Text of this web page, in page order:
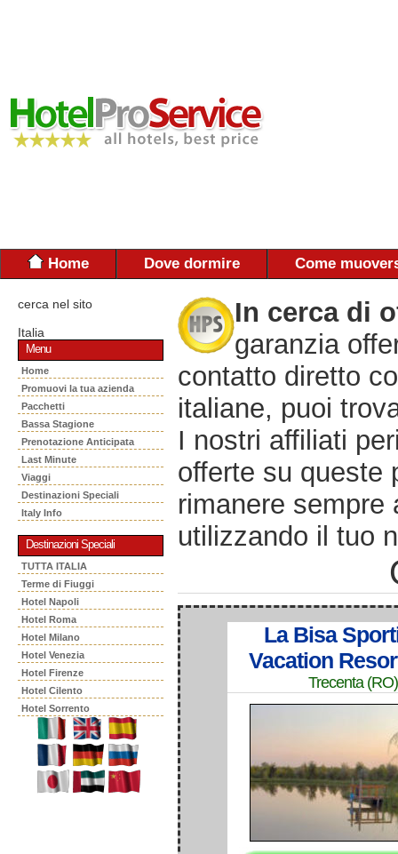
Home Dove dormire Come
cerca nel sito
Italia
Menu
Home
Promuovi la tua azienda
Pacchetti
Bassa Stagione
Prenotazione Anticipata
Last Minute
Viaggi
Destinazioni Speciali
Italy Info
Destinazioni Speciali
TUTTA ITALIA
Terme di Fiuggi
Hotel Napoli
Hotel Roma
Hotel Milano
Hotel Venezia
Hotel Firenze
Hotel Cilento
Hotel Sorrento
In cerca di
garanzia
contatto diretto
italiane, puoi
I nostri affiliati
offerte su queste
rimanere sempre
utilizzando il tuo
La Bisa
Vacation
Trecenta (RO)